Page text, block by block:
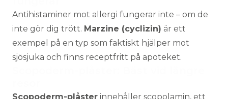
Antihistaminer mot allergi fungerar inte – om de
inte gör dig trött. Marzine (cyclizin) är ett
exempel på en typ som faktiskt hjälper mot
sjösjuka och finns receptfritt på apoteket.
Scopoderm-plåster innehåller scopolamin, ett